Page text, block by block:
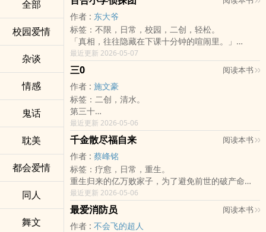
全部
校园爱情
杂谈
情感
鬼话
耽美
都会爱情
同人
舞文
作者 : 东大爷
标签：不限，日常，校园，二创，轻松。
「真相，往往隐藏在下课十分钟的喧闹里。」
位于半山腰、以白色百合花闻名的百合小学，平静
的校园背后却隐藏着接二连三的谜题。消失的营养
午餐券、深夜琴房的哭声、只有在期末考前夕出现
的怪人……
当大人们都以为这只是孩子的恶作剧时，由五年级
逻辑控林羽、百晓生小胖、以及观察力敏锐的苏菲
所组成的「百合小学侦探团」正式出动！
这里没有超能力，只有最严谨的观察与最纯粹的逻
辑。四十个回合、二十桩悬案，邀你一起在放学钟
声响起前，找出唯一的真相。
最近更新 2026-05-07
三0 阅读本书
作者 : 施文豪
标签：二创，清水。
第三十
李、笨
理
女妳
女女，三0 是 女女
最近更新 2026-05-06
千金散尽福自来 阅读本书
作者 : 蔡峰铭
标签：疗愈，日常，重生。
重⽣归来的亿万败家⼦，为了避免前世的破产命
运，决⼼完成⼀个「花光百亿」的奇葩任务，却在
「被迫败家」的过程中悟出「财布施」的真谛， 终
散尽千⾦，迎来泼天福报。
最近更新 2026-05-06
最爱消防员 阅读本书
作者 : 不会飞的超人